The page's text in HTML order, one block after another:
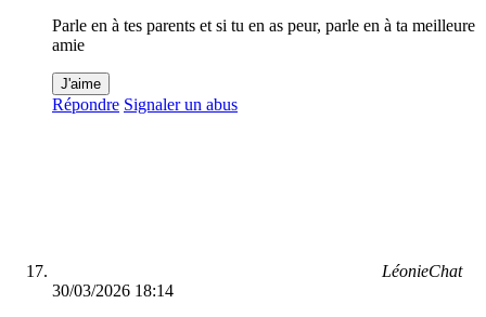
Parle en à tes parents et si tu en as peur, parle en à ta meilleure
amie
J'aime
Répondre Signaler un abus
LéonieChat
30/03/2026 18:14